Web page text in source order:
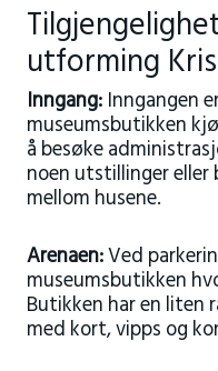
utforming
Inngang:Inngangen
museumsbutikken
å besøke
noen utstillinger eller
mellom husene.
Arenaen:Ved
museumsbutikken
Butikken har en liten
med kort, vipps og